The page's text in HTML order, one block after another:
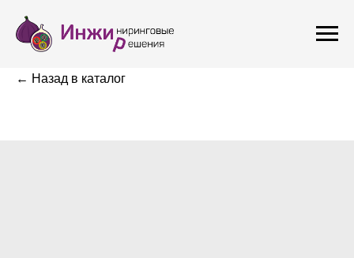
← Назад в каталог